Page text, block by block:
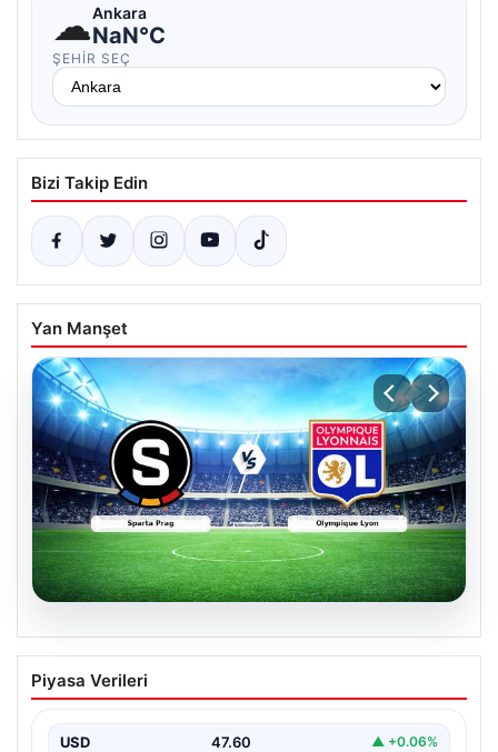
☁Ankara
NaN°C
ŞEHIR SEÇ
Bizi Takip Edin
Yan Manşet
(Özet) Sparta Prag – Olympique Lyon
Maçı Özeti ve Tüm Önemli Anları
Piyasa Verileri
USD 47.60 ▲ +0.06%